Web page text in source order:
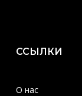
ССЫЛКИ
О нас